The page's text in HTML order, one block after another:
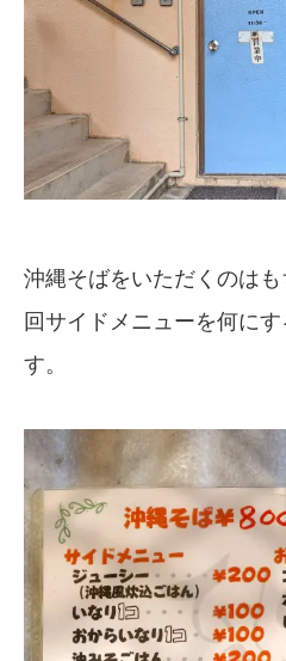
沖縄そばをいただくのは
回サイドメニューを何に
す。